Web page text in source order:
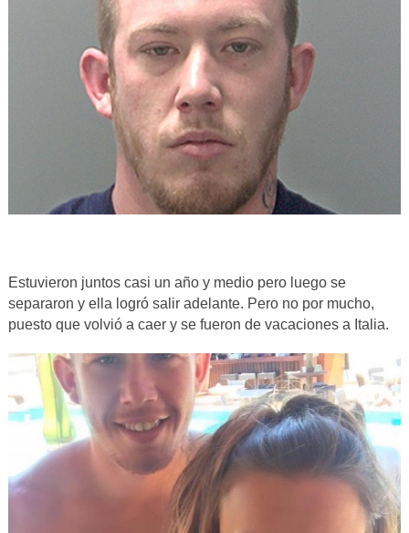
Estuvieron juntos casi un año y medio pero luego se
separaron y ella logró salir adelante. Pero no por mucho,
puesto que volvió a caer y se fueron de vacaciones a Italia.